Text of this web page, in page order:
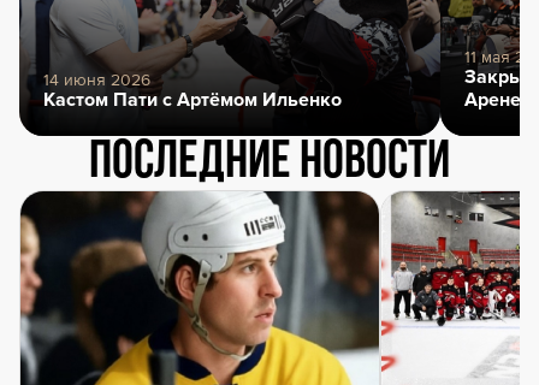
14 июня 2026
Кастом Пати с Артёмом Ильенко
11 мая
Арене
Последние новости